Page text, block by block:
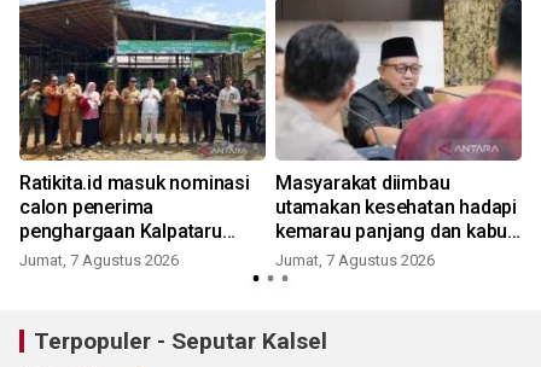
Ratikita.id masuk nominasi
calon penerima
penghargaan Kalpataru
Kementerian LH 2026
Jumat, 7 Agustus 2026
Masyarakat diimbau
utamakan kesehatan hadapi
kemarau panjang dan kabut
asap
Jumat, 7 Agustus 2026
Terpopuler - Seputar Kalsel